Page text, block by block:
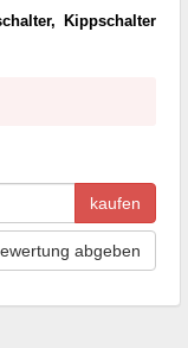
Kippschalter
kaufen
abgeben